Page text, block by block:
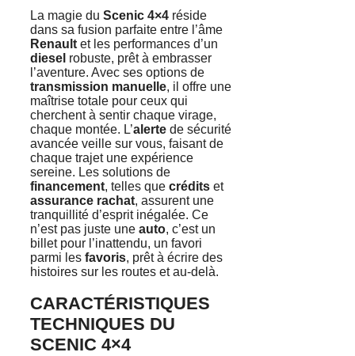
La magie du Scenic 4×4 réside
dans sa fusion parfaite entre l’âme
Renault et les performances d’un
diesel robuste, prêt à embrasser
l’aventure. Avec ses options de
transmission manuelle, il offre une
maîtrise totale pour ceux qui
cherchent à sentir chaque virage,
chaque montée. L’alerte de sécurité
avancée veille sur vous, faisant de
chaque trajet une expérience
sereine. Les solutions de
financement, telles que crédits et
assurance rachat, assurent une
tranquillité d’esprit inégalée. Ce
n’est pas juste une auto, c’est un
billet pour l’inattendu, un favori
parmi les favoris, prêt à écrire des
histoires sur les routes et au-delà.
CARACTÉRISTIQUES
TECHNIQUES DU
SCENIC 4×4